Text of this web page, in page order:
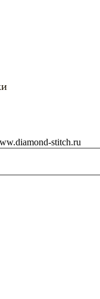
stitch.ru